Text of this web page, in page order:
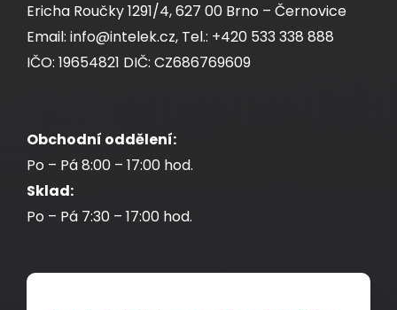
Ericha Roučky 1291/4, 627 00 Brno – Černovice
Email: info@intelek.cz, Tel.: +420 533 338 888
IČO: 19654821 DIČ: CZ686769609
Obchodní oddělení:
Po – Pá 8:00 – 17:00 hod.
Sklad:
Po – Pá 7:30 – 17:00 hod.